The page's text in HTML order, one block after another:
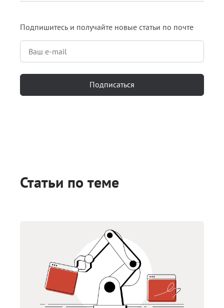
Подпишитесь и получайте новые статьи по почте
Подписаться
Статьи по теме